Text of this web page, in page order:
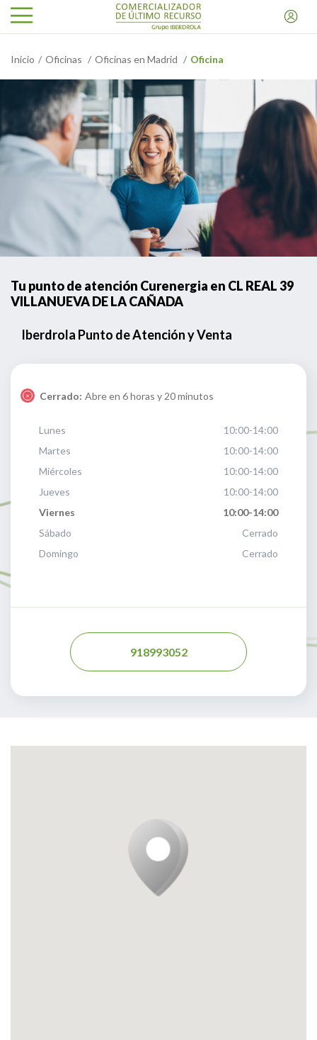
Inicio Oficinas Oficinas en Madrid Oficina
Tu punto de atención Curenergia en CL REAL 39
VILLANUEVA DE LA CAÑADA
Iberdrola Punto de Atención y Venta
Cerrado: Abre en 6 horas y 20 minutos
Lunes
10:00-14:00
Martes
10:00-14:00
Miércoles
10:00-14:00
Jueves
10:00-14:00
Viernes
10:00-14:00
Sábado
Cerrado
Domingo
Cerrado
918993052